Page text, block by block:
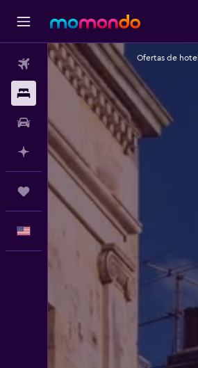
Vuelos
Alojamientos
Autos
Planifica con IA
Trips
Ofertas de hotel